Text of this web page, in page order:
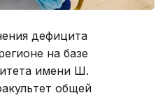
дефицита
на базе
имени Ш.
общей